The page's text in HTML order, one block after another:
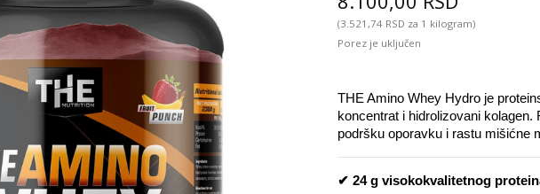
(3.521,74 RSD za 1 kilogram)
Porez je uključen
THE Amino Whey Hydro je
koncentrat i hidrolizovani
podršku oporavku i rastu mišićne
✔ 24 g visokokvalitetnog